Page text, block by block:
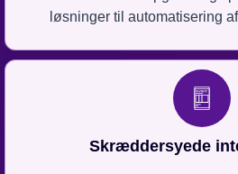
løsninger til automatisering
Skræddersyede